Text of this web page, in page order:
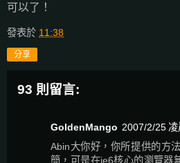
可以了！
發表於 11:38
分享
93 則留言:
GoldenMango 2007/2/25
Abin大你好，你所提供的方
簡，可是在ie6核心的瀏覽器